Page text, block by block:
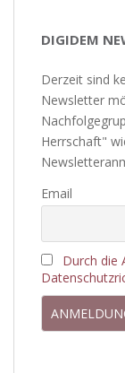
DIGIDEM
Derzeit sind
Newsletter
Herrschaft"
Email
Durch die